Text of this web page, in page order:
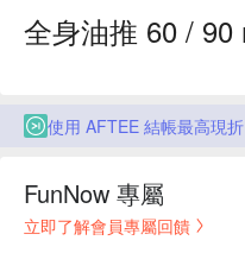
全身油推 60 / 90
使用 AFTEE 結帳最高現
FunNow 專屬
立即了解會員專屬回饋